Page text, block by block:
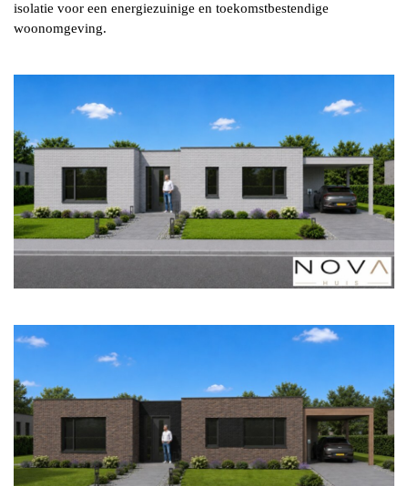
isolatie voor een energiezuinige en toekomstbestendige
woonomgeving.